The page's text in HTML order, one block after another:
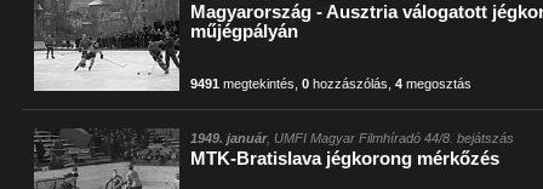
Állatkert
antant
arisztokrácia
Aczél György
Ágotai Géza, dr.
Albert Ferenc
Ácsteszér
Afrika
Albánia
Magyarország - Ausztria válogatott
műjégpályán
9491 megtekintés ,0 hozzászólás ,4 megosztás
1949. január, UMFI Magyar Filmhíradó 44/8. bejátszás
MTK-Bratislava jégkorong mérkőzés